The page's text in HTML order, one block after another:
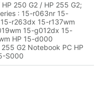
250 G2 / HP 255 G2;
: 15-r063nr 15-
r263dx 15-r137wm
15-g012dx 15-
HP 15-d000
G2 Notebook PC HP
S000